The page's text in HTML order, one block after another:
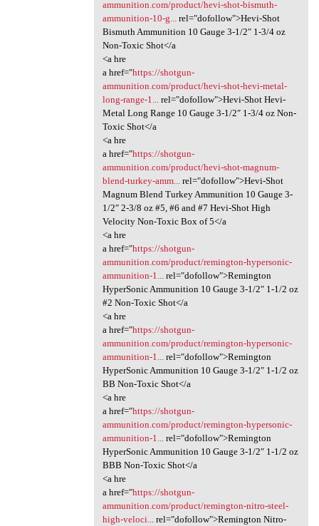
ammunition.com/product/hevi-shot-bismuth-
ammunition-10-g...rel="dofollow">Hevi-Shot
Bismuth Ammunition 10 Gauge 3-1/2″ 1-3/4 oz
Non-Toxic Shot</a
<a hre
a href="https://shotgun-
ammunition.com/product/hevi-shot-hevi-metal-
long-range-1...rel="dofollow">Hevi-Shot Hevi-
Metal Long Range 10 Gauge 3-1/2″ 1-3/4 oz Non-
Toxic Shot</a
<a hre
a href="https://shotgun-
ammunition.com/product/hevi-shot-magnum-
blend-turkey-amm...rel="dofollow">Hevi-Shot
Magnum Blend Turkey Ammunition 10 Gauge 3-
1/2″ 2-3/8 oz #5, #6 and #7 Hevi-Shot High
Velocity Non-Toxic Box of 5</a
<a hre
a href="https://shotgun-
ammunition.com/product/remington-hypersonic-
ammunition-1...rel="dofollow">Remington
HyperSonic Ammunition 10 Gauge 3-1/2″ 1-1/2 oz
#2 Non-Toxic Shot</a
<a hre
a href="https://shotgun-
ammunition.com/product/remington-hypersonic-
ammunition-1...rel="dofollow">Remington
HyperSonic Ammunition 10 Gauge 3-1/2″ 1-1/2 oz
BB Non-Toxic Shot</a
<a hre
a href="https://shotgun-
ammunition.com/product/remington-hypersonic-
ammunition-1...rel="dofollow">Remington
HyperSonic Ammunition 10 Gauge 3-1/2″ 1-1/2 oz
BBB Non-Toxic Shot</a
<a hre
a href="https://shotgun-
ammunition.com/product/remington-nitro-steel-
high-veloci...rel="dofollow">Remington Nitro-